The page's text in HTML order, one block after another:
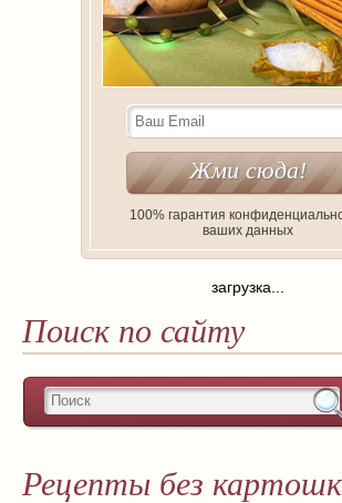
100% гарантия
ваших данных
загрузка...
Поиск по сайту
Рецепты без